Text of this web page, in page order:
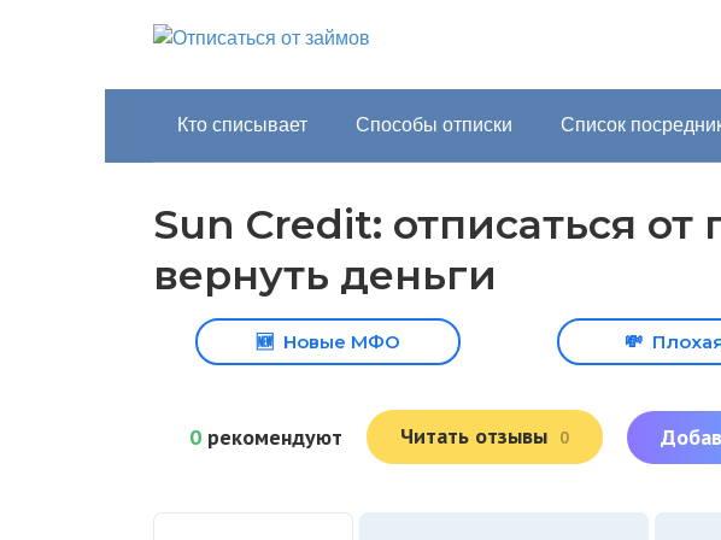
Кто списывает Способы отписки Список
Sun Credit: отписаться от
вернуть деньги
🆕 Новые МФО 💸
0 рекомендуют Читать отзывы 0